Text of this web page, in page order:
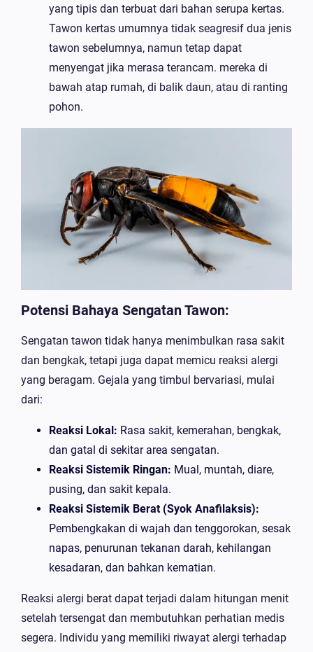
yang tipis dan terbuat dari bahan serupa kertas.
Tawon kertas umumnya tidak seagresif dua jenis
tawon sebelumnya, namun tetap dapat
menyengat jika merasa terancam. mereka di
bawah atap rumah, di balik daun, atau di ranting
pohon.
Potensi Bahaya Sengatan Tawon:
Sengatan tawon tidak hanya menimbulkan rasa sakit
dan bengkak, tetapi juga dapat memicu reaksi alergi
yang beragam. Gejala yang timbul bervariasi, mulai
dari:
Reaksi Lokal: Rasa sakit, kemerahan, bengkak,
dan gatal di sekitar area sengatan.
Reaksi Sistemik Ringan: Mual, muntah, diare,
pusing, dan sakit kepala.
Reaksi Sistemik Berat (Syok Anafilaksis):
Pembengkakan di wajah dan tenggorokan, sesak
napas, penurunan tekanan darah, kehilangan
kesadaran, dan bahkan kematian.
Reaksi alergi berat dapat terjadi dalam hitungan menit
setelah tersengat dan membutuhkan perhatian medis
segera. Individu yang memiliki riwayat alergi terhadap